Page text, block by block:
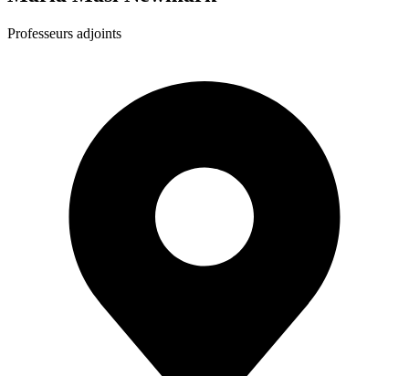
Professeurs adjoints